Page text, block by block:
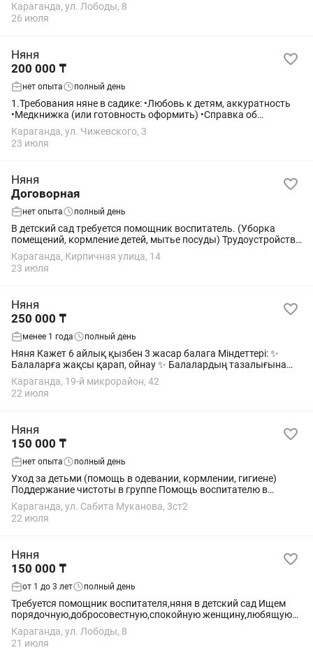
Караганда, ул. Лободы, 8
26 июля
Няня
200 000 ₸
нет опыта полный день
1.Требования няне в садике: •Любовь к детям, аккуратность
•Медкнижка (или готовность оформить) •Справка об
отсутствии судимости Плюс будет: •Опыт в детском саду
•Рекомендации •Умение убирать,...
Караганда, ул. Чижевского, 3
23 июля
Няня
Договорная
нет опыта полный день
В детский сад требуется помощник воспитатель. (Уборка
помещений, кормление детей, мытье посуды) Трудоустройство
с 18 лет.
Караганда, Кирпичная улица, 14
23 июля
Няня
250 000 ₸
менее 1 года полный день
Няня Кажет 6 айлық қызбен 3 жасар балага Міндеттері: ✨
Балаларға жақсы қарап, ойнау ✨ Балалардың тазалығына
көңіл бөлу ✨ Үйді таза ұстау жинап тазалау ✨ Үйдің жеңіл
жұмыстарына көмектесу ✨ Үйде...
Караганда, 19-й микрорайон, 42
22 июля
Няня
150 000 ₸
нет опыта полный день
Уход за детьми (помощь в одевании, кормлении, гигиене)
Поддержание чистоты в группе Помощь воспитателю в
организации занятий
Караганда, ул. Сабита Муканова, 3ст2
22 июля
Няня
150 000 ₸
от 1 до 3 лет полный день
Требуется помощник воспитателя,няня в детский сад Ищем
порядочную,добросовестную,спокойную женщину,любящую
детей
Караганда, ул. Лободы, 8
21 июля